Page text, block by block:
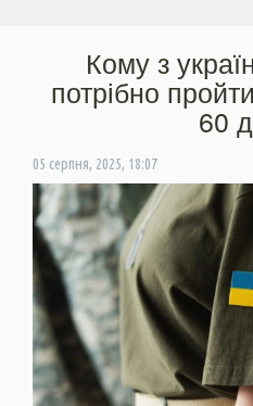
Кому з
потрібно
60
05 серпня, 2025, 18:07